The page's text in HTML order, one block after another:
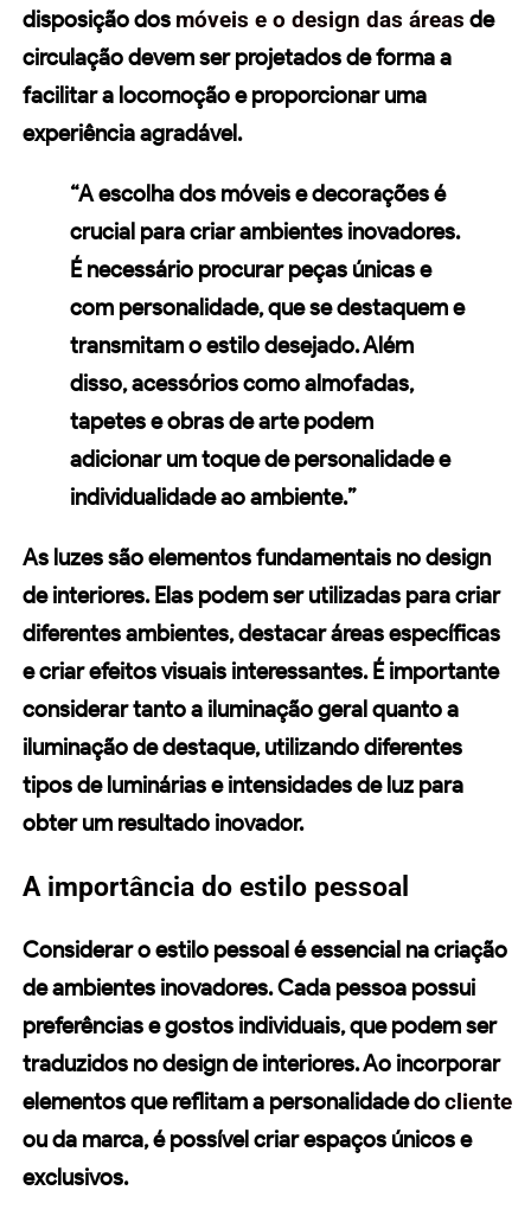
disposição dos móveis e o design das áreas de
circulação devem ser projetados de forma a
facilitar a locomoção e proporcionar uma
experiência agradável.
“A escolha dos móveis e decorações é
crucial para criar ambientes inovadores.
É necessário procurar peças únicas e
com personalidade, que se destaquem e
transmitam o estilo desejado. Além
disso, acessórios como almofadas,
tapetes e obras de arte podem
adicionar um toque de personalidade e
individualidade ao ambiente.”
As luzessão elementos fundamentais no design
de interiores. Elas podem ser utilizadas para criar
diferentes ambientes, destacar áreas específicas
e criar efeitos visuais interessantes. É importante
considerar tanto a iluminação geral quanto a
iluminação de destaque, utilizando diferentes
tipos de luminárias e intensidades de luz para
obter um resultado inovador.
A importância do estilo pessoal
Considerar oestilo pessoalé essencial na criação
de ambientes inovadores. Cada pessoa possui
preferências e gostos individuais, que podem ser
traduzidos no design de interiores. Ao incorporar
elementos que reflitam a personalidade docliente
ou da marca, é possível criar espaços únicos e
exclusivos.